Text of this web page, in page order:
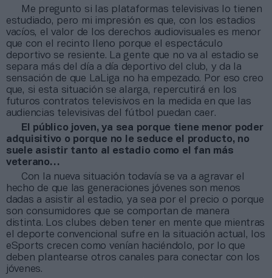
Me pregunto si las plataformas televisivas lo tienen
estudiado, pero mi impresión es que, con los estadios
vacíos, el valor de los derechos audiovisuales es menor
que con el recinto lleno porque el espectáculo
deportivo se resiente. La gente que no va al estadio se
separa más del día a día deportivo del club, y da la
sensación de que LaLiga no ha empezado. Por eso creo
que, si esta situación se alarga, repercutirá en los
futuros contratos televisivos en la medida en que las
audiencias televisivas del fútbol puedan caer.
El público joven, ya sea porque tiene menor poder
adquisitivo o porque no le seduce el producto, no
suele asistir tanto al estadio como el fan más
veterano…
Con la nueva situación todavía se va a agravar el
hecho de que las generaciones jóvenes son menos
dadas a asistir al estadio, ya sea por el precio o porque
son consumidores que se comportan de manera
distinta. Los clubes deben tener en mente que mientras
el deporte convencional sufre en la situación actual, los
eSports crecen como venían haciéndolo, por lo que
deben plantearse otros canales para conectar con los
jóvenes.